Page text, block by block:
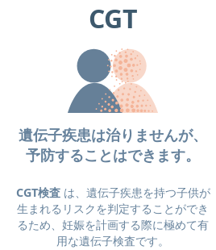
CGT
遺伝子疾患は治りませんが、
予防することはできます。
CGT検査は、遺伝子疾患を持つ子供が
生まれるリスクを判定することができ
るため、妊娠を計画する際に極めて有
用な遺伝子検査です。